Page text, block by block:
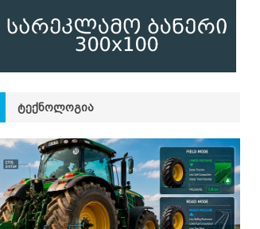
ᲢᲔᲥᲜᲝᲚᲝᲒᲘᲐ